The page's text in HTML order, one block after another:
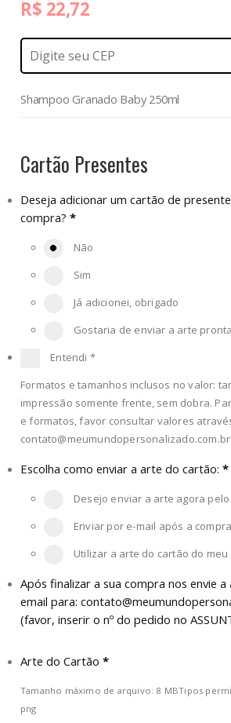
R$ 22,72
Shampoo Granado Baby 250ml
Cartão Presentes
Deseja adicionar um cartão de
compra? *
Não
Sim
Já adicionei, obrigado
Gostaria de enviar a arte pronta
Entendi *
Formatos e tamanhos inclusos no valor:
impressão somente frente, sem dobra.
e formatos, favor consultar valores
contato@meumundopersonalizado.com.br
Escolha como enviar a arte do cartão: *
Desejo enviar a arte agora
Enviar por e-mail após a compra
Utilizar a arte do cartão do
Após finalizar a sua compra nos envie
email para:
(favor, inserir o nº do pedido no
Arte do Cartão *
Tamanho máximo de arquivo: 8 MBTipos
png